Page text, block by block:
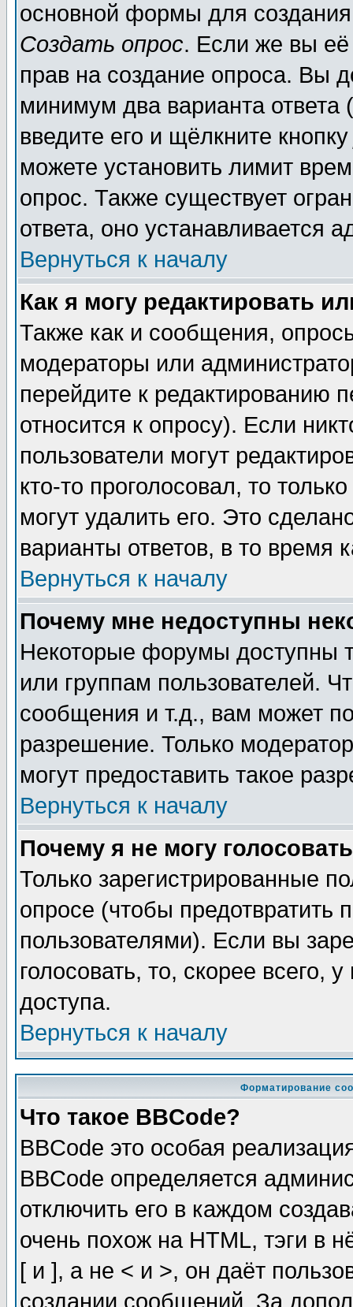
основной формы для
Создать опрос. Если же вы её
прав на создание опроса. Вы
минимум два варианта ответа
введите его и щёлкните
можете установить лимит
опрос. Также существует
ответа, оно устанавливается
Вернуться к началу
Как я могу редактировать
Также как и сообщения,
модераторы или
перейдите к редактированию
относится к опросу). Если
пользователи могут
кто-то проголосовал, то
могут удалить его. Это
варианты ответов, в то время
Вернуться к началу
Почему мне недоступны
Некоторые форумы доступны
или группам пользователей.
сообщения и т.д., вам может
разрешение. Только
могут предоставить такое
Вернуться к началу
Почему я не могу
Только зарегистрированные
опросе (чтобы предотвратить
пользователями). Если вы
голосовать, то, скорее всего,
доступа.
Вернуться к началу
Форматирование
Что такое BBCode?
BBCode это особая
BBCode определяется
отключить его в каждом
очень похож на HTML, тэги в
[ и ], а не < и >, он даёт
создании сообщений. За